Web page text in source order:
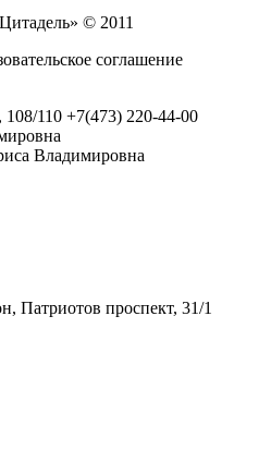
© 2011
соглашение
110 +7(473) 220-44-00
Владимировна
Патриотов проспект, 31/1